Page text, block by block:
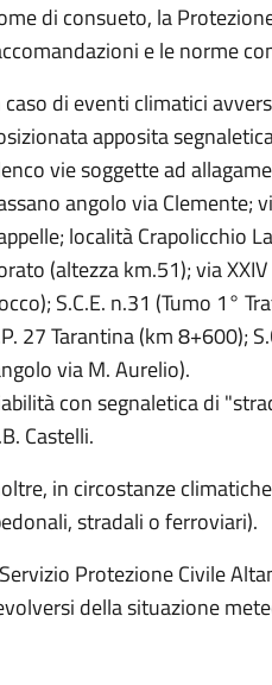
di consueto, la
e le norme
caso di eventi climatici
apposita
vie soggette ad
angolo via Clemente;
località Crapolicchio
(altezza km.51); via
S.C.E. n.31 (Tumo 1°
27 Tarantina (km 8+600);
via M. Aurelio).
con segnaletica di
Castelli.
in circostanze
stradali o ferroviari).
Protezione Civile
della situazione